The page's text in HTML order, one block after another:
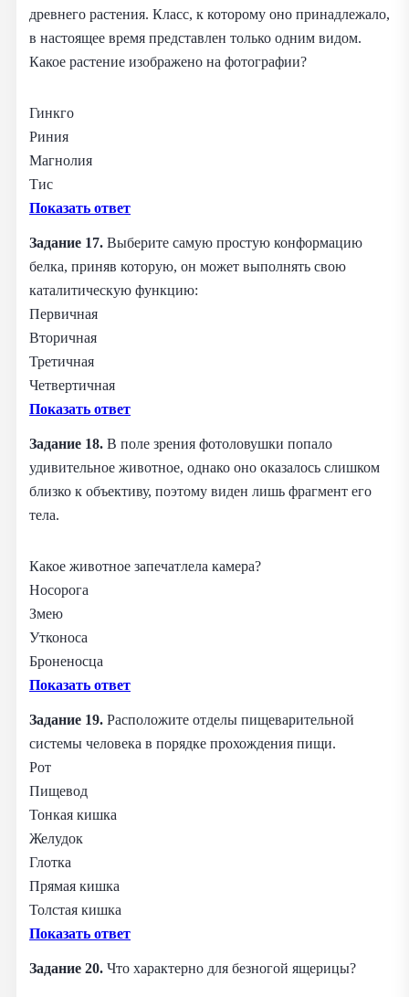
древнего растения. Класс, к которому оно принадлежало,
в настоящее время представлен только одним видом.
Какое растение изображено на фотографии?
Гинкго
Риния
Магнолия
Тис
Показать ответ
Задание 17. Выберите самую простую конформацию
белка, приняв которую, он может выполнять свою
каталитическую функцию:
Первичная
Вторичная
Третичная
Четвертичная
Показать ответ
Задание 18. В поле зрения фотоловушки попало
удивительное животное, однако оно оказалось слишком
близко к объективу, поэтому виден лишь фрагмент его
тела.
Какое животное запечатлела камера?
Носорога
Змею
Утконоса
Броненосца
Показать ответ
Задание 19. Расположите отделы пищеварительной
системы человека в порядке прохождения пищи.
Рот
Пищевод
Тонкая кишка
Желудок
Глотка
Прямая кишка
Толстая кишка
Показать ответ
Задание 20. Что характерно для безногой ящерицы?